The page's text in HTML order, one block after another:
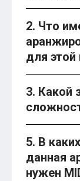
2. Что
для этой
3. Какой
5. В
данная
нужен